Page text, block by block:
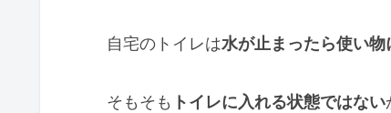
自宅のトイレは水が止まったら使い物
そもそも トイレに入れる状態ではない